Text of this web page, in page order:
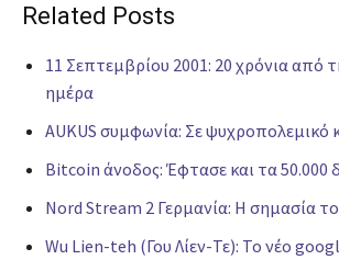
Related Posts
11 Σεπτεμβρίου 2001: 20 χρόνια από
ημέρα
AUKUS συμφωνία: Σε ψυχροπολεμικό
Bitcoin άνοδος: Έφτασε και τα 50.000
Nord Stream 2 Γερμανία: H σημασία
Wu Lien-teh (Γου Λίεν-Τε): Το νέο